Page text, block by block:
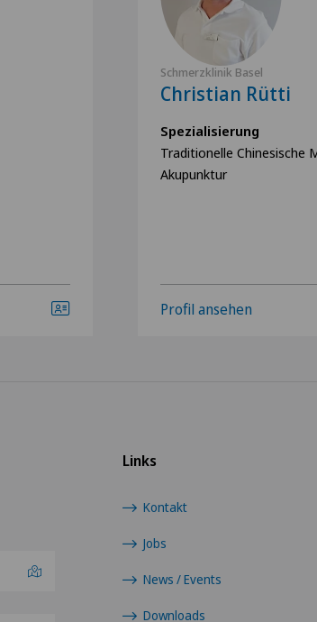
Schmerzklinik Basel
Christian Rütti
Spezialisierung
Traditionelle Chinesische
Akupunktur
Profil ansehen
Links
Kontakt
Jobs
News / Events
Downloads